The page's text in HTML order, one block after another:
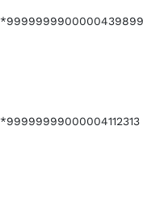
*99999999000004112313